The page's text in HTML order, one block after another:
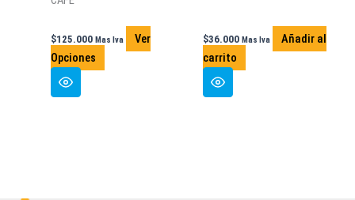
$125.000 Mas Iva
Ver
Opciones
$36.000 Mas Iva
Añadir al
carrito